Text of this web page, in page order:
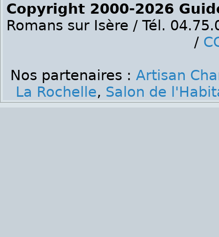
Copyright 2000-2026
Romans sur Isère / Tél.
/
Nos partenaires : Artisan
La Rochelle, Salon de